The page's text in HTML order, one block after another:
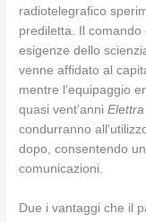
radiotelegrafico
prediletta. Il comando
esigenze dello
venne affidato al
mentre l’equipaggio
quasi vent’anniElettra
condurranno
dopo, consentendo
comunicazioni.
Due i vantaggi che il